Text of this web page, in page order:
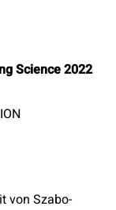
Science 2022
von Szabo-